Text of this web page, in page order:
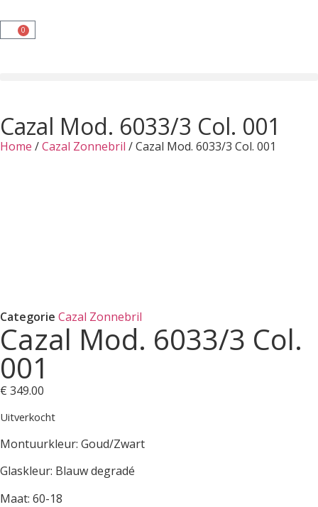
0
Cazal Mod. 6033/3 Col. 001
Home /Cazal Zonnebril / Cazal Mod. 6033/3 Col. 001
Categorie Cazal Zonnebril
Cazal Mod. 6033/3 Col.
001
€ 349.00
Uitverkocht
Montuurkleur: Goud/Zwart
Glaskleur: Blauw degradé
Maat: 60-18